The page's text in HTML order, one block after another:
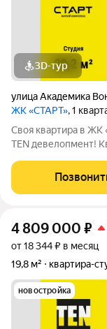
3D-тур
улица Академика
ЖК «СТАРТ», 1
Своя квартира в ЖК
TEN девелопмент!
района в границах
Очеретина -
4 809 000 ₽
от 18 344 ₽ в месяц
19,8 м²
квартира-
новостройка